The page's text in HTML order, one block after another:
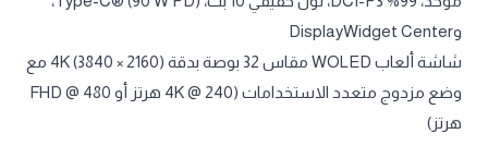
وDisplayWidget Center
شاشة ألعاب WOLED مقاس 32 بوصة بدقة 4K (3840 × 2160) مع
وضع مزدوج متعدد الاستخدامات (4K @ 240 هرتز أو FHD @ 480
هرتز)